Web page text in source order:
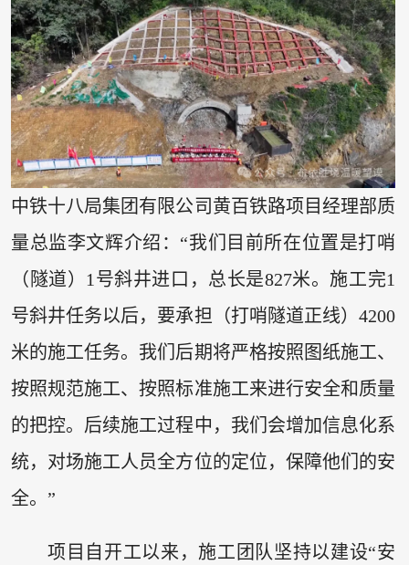
中铁十八局集团有限公司黄百铁路项目经理部质
量总监李文辉介绍：“我们目前所在位置是打哨
（隧道）1号斜井进口，总长是827米。施工完1
号斜井任务以后，要承担（打哨隧道正线）4200
米的施工任务。我们后期将严格按照图纸施工、
按照规范施工、按照标准施工来进行安全和质量
的把控。后续施工过程中，我们会增加信息化系
统，对场施工人员全方位的定位，保障他们的安
全。”
项目自开工以来，施工团队坚持以建设“安